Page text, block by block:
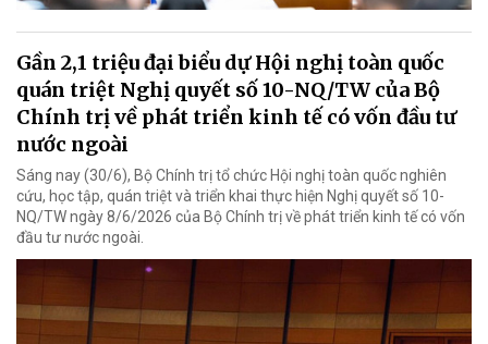
Gần 2,1 triệu đại biểu dự Hội nghị toàn quốc
quán triệt Nghị quyết số 10-NQ/TW của Bộ
Chính trị về phát triển kinh tế có vốn đầu tư
nước ngoài
Sáng nay (30/6), Bộ Chính trị tổ chức Hội nghị toàn quốc nghiên
cứu, học tập, quán triệt và triển khai thực hiện Nghị quyết số 10-
NQ/TW ngày 8/6/2026 của Bộ Chính trị về phát triển kinh tế có vốn
đầu tư nước ngoài.